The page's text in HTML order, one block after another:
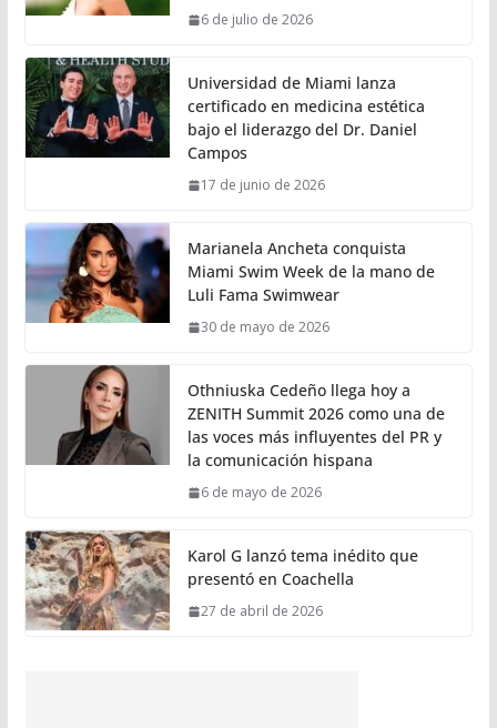
6 de julio de 2026
Universidad de Miami lanza
certificado en medicina estética
bajo el liderazgo del Dr. Daniel
Campos
17 de junio de 2026
Marianela Ancheta conquista
Miami Swim Week de la mano de
Luli Fama Swimwear
30 de mayo de 2026
Othniuska Cedeño llega hoy a
ZENITH Summit 2026 como una de
las voces más influyentes del PR y
la comunicación hispana
6 de mayo de 2026
Karol G lanzó tema inédito que
presentó en Coachella
27 de abril de 2026